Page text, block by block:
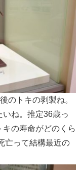
のトキの剥製ね。
ね。推定36歳っ
の寿命がどのくら
亡って結構最近の